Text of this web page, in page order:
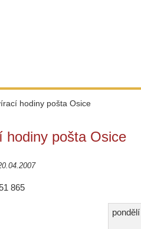
hodiny pošta Osice
hodiny pošta Osice
865
pondělí